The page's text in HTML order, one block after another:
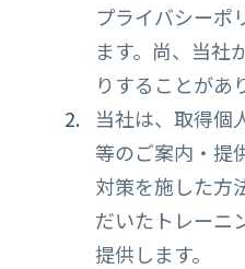
プライバシーポ
ます。尚、当社
りすることがあ
当社は、取得個
等のご案内・提
対策を施した方
だいたトレーニ
提供します。